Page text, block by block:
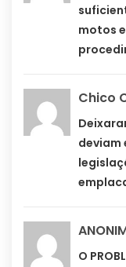
motos
Chico
deviam
O